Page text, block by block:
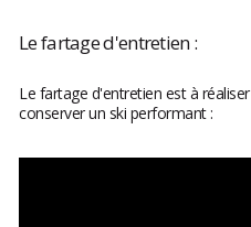
Le fartage d'entretien :
Le fartage d'entretien est à réaliser
conserver un ski performant :